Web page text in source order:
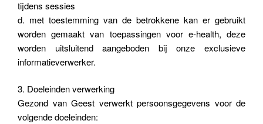
tijdens sessies
d. met toestemming van de betrokkene kan er gebruikt
worden gemaakt van toepassingen voor e-health, deze
worden uitsluitend aangeboden bij onze exclusieve
informatieverwerker.
3. Doeleinden verwerking
Gezond van Geest verwerkt persoonsgegevens voor de
volgende doeleinden: